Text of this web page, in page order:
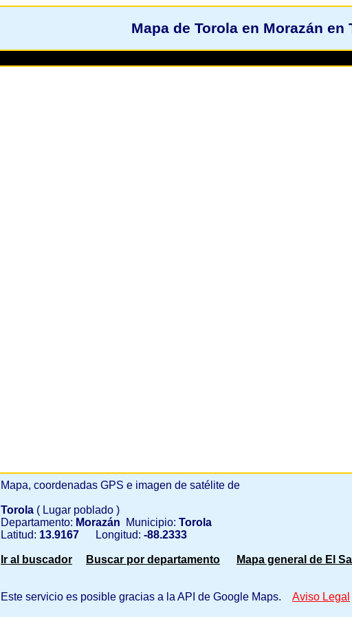
Mapa de Torola en Morazán en
Mapa, coordenadas GPS e imagen de satélite de
Torola ( Lugar poblado )
Departamento: Morazán Municipio: Torola
Latitud: 13.9167 Longitud: -88.2333
Ir al buscador Buscar por departamento Mapa general de El
Este servicio es posible gracias a la API de Google Maps. Aviso Legal